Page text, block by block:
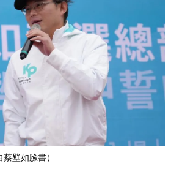
壁如臉書）